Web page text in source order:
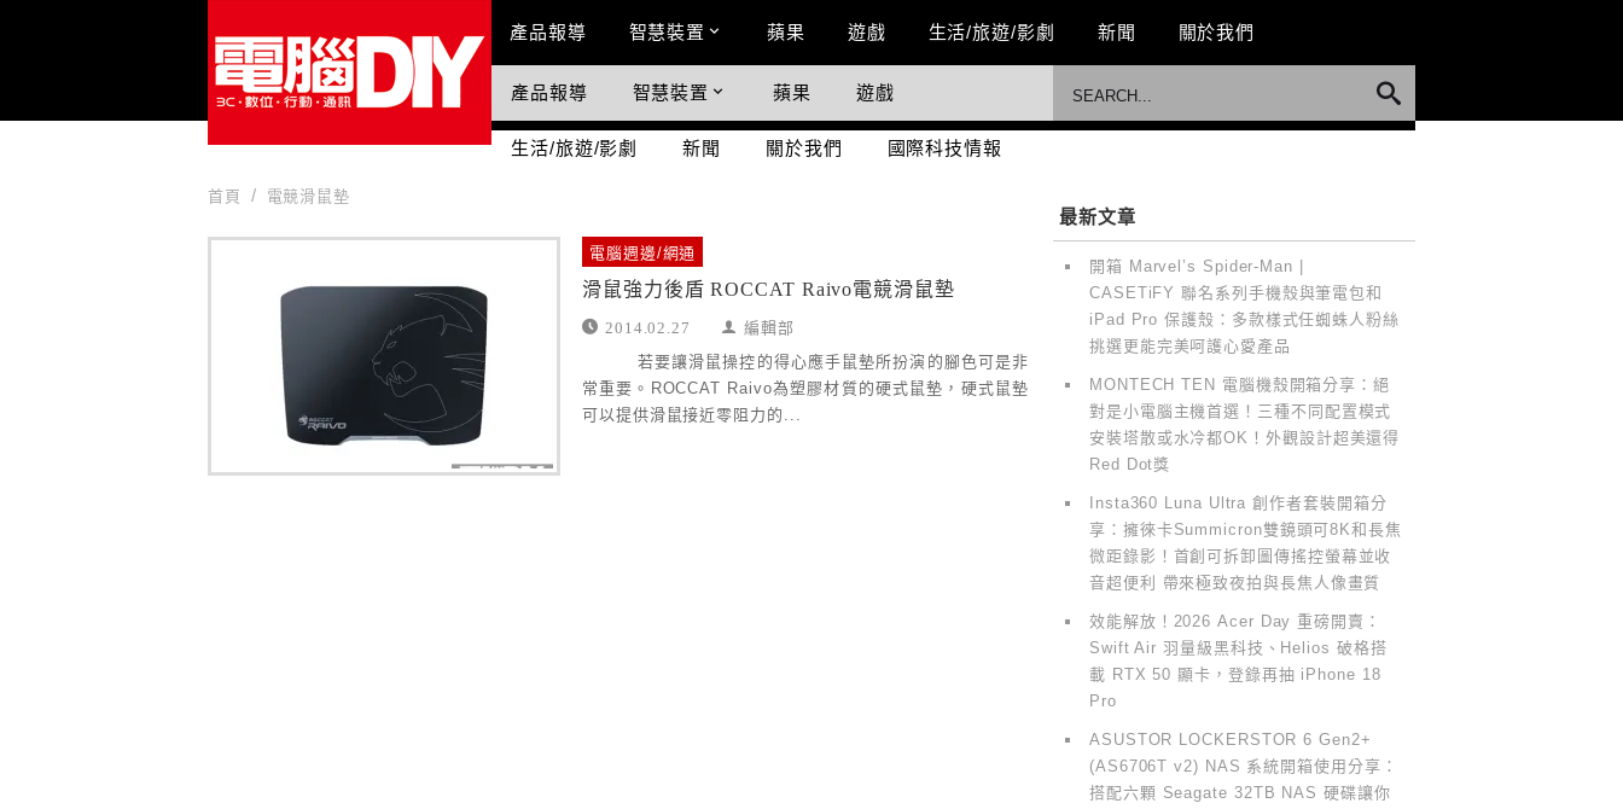
Main Menu
產品報導 智慧裝置 蘋果 遊戲 生活/旅遊/影劇 新聞 關於我們
國際科技情報
產品報導 智慧裝置 蘋果 遊戲
生活/旅遊/影劇 新聞 關於我們 國際科技情報
首頁 電競滑鼠墊
電腦週邊/網通
滑鼠強力後盾 ROCCAT Raivo電競滑鼠墊
2014.02.27 編輯部
若要讓滑鼠操控的得心應手鼠墊所扮演的腳色可是非
常重要。ROCCAT Raivo為塑膠材質的硬式鼠墊，硬式鼠墊
可以提供滑鼠接近零阻力的...
最新文章
開箱 Marvel’s Spider-Man |
CASETiFY 聯名系列手機殼與筆電包和
iPad Pro 保護殼：多款樣式任蜘蛛人粉絲
挑選更能完美呵護心愛產品
MONTECH TEN 電腦機殼開箱分享：絕
對是小電腦主機首選！三種不同配置模式
安裝塔散或水冷都OK！外觀設計超美還得
Red Dot獎
Insta360 Luna Ultra 創作者套裝開箱分
享：擁徠卡Summicron雙鏡頭可8K和長焦
微距錄影！首創可拆卸圖傳搖控螢幕並收
音超便利 帶來極致夜拍與長焦人像畫質
效能解放！2026 Acer Day 重磅開賣：
Swift Air 羽量級黑科技、Helios 破格搭
載 RTX 50 顯卡，登錄再抽 iPhone 18
Pro
ASUSTOR LOCKERSTOR 6 Gen2+
(AS6706T v2) NAS 系統開箱使用分享：
搭配六顆 Seagate 32TB NAS 硬碟讓你